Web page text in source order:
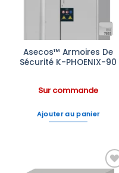
Asecos™ Armoires De
Sécurité K-PHOENIX-90
Sur commande
Ajouter au panier